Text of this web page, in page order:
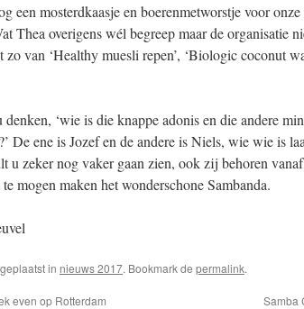
een mosterdkaasje en boerenmetworstje voor
Thea overigens wél begreep maar de organisatie
zo van ‘Healthy muesli repen’, ‘Biologic coconut
denken, ‘wie is die knappe adonis en die andere
De ene is Jozef en de andere is Niels, wie wie is
u zeker nog vaker gaan zien, ook zij behoren
mogen maken het wonderschone Sambanda.
in nieuws 2017. Bookmark de permalink.
even op Rotterdam Samba